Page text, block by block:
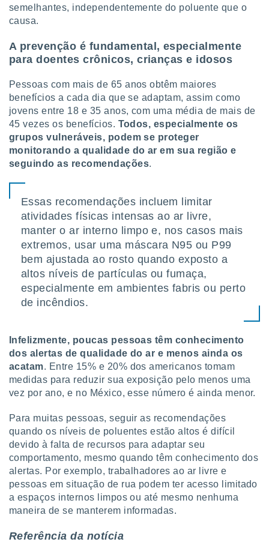
semelhantes, independentemente do poluente que o
causa.
A prevenção é fundamental, especialmente
para doentes crônicos, crianças e idosos
Pessoas com mais de 65 anos obtêm maiores
benefícios a cada dia que se adaptam, assim como
jovens entre 18 e 35 anos, com uma média de mais de
45 vezes os benefícios. Todos, especialmente os
grupos vulneráveis, podem se proteger
monitorando a qualidade do ar em sua região e
seguindo as recomendações.
Essas recomendações incluem limitar
atividades físicas intensas ao ar livre,
manter o ar interno limpo e, nos casos mais
extremos, usar uma máscara N95 ou P99
bem ajustada ao rosto quando exposto a
altos níveis de partículas ou fumaça,
especialmente em ambientes fabris ou perto
de incêndios.
Infelizmente, poucas pessoas têm conhecimento
dos alertas de qualidade do ar e menos ainda os
acatam. Entre 15% e 20% dos americanos tomam
medidas para reduzir sua exposição pelo menos uma
vez por ano, e no México, esse número é ainda menor.
Para muitas pessoas, seguir as recomendações
quando os níveis de poluentes estão altos é difícil
devido à falta de recursos para adaptar seu
comportamento, mesmo quando têm conhecimento dos
alertas. Por exemplo, trabalhadores ao ar livre e
pessoas em situação de rua podem ter acesso limitado
a espaços internos limpos ou até mesmo nenhuma
maneira de se manterem informadas.
Referência da notícia